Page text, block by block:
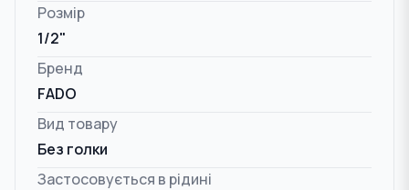
Розмір
1/2"
Бренд
FADO
Вид товару
Без голки
Застосовується в рідині